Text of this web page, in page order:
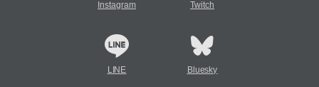
Instagram Twitch
LINE Bluesky